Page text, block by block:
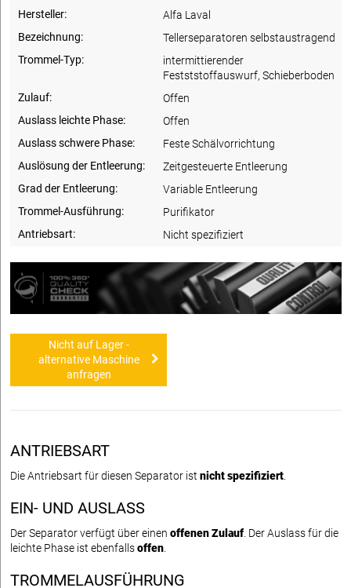
Hersteller:
Alfa Laval
Bezeichnung:
Tellerseparatoren selbstaustragend
Trommel-Typ:
intermittierender
Festststoffauswurf, Schieberboden
Zulauf:
Offen
Auslass leichte Phase:
Offen
Auslass schwere Phase:
Feste Schälvorrichtung
Auslösung der Entleerung:
Zeitgesteuerte Entleerung
Grad der Entleerung:
Variable Entleerung
Trommel-Ausführung:
Purifikator
Antriebsart:
Nicht spezifiziert
Nicht auf Lager -
alternative Maschine
anfragen
ANTRIEBSART
Die Antriebsart für diesen Separator ist nicht spezifiziert.
EIN- UND AUSLASS
Der Separator verfügt über einen offenen Zulauf. Der Auslass für die
leichte Phase ist ebenfallsoffen.
TROMMELAUSFÜHRUNG